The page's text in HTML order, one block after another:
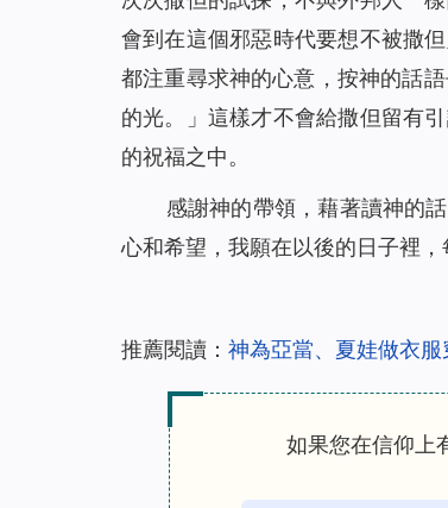
會到在這個邪惡時代要想不被撒
都注重尋求神的心意，按神的話
的光。」這樣才不會給撒但留有
的祝福之中。
感謝神的帶領，藉著讀神的
心和希望，我願在以後的日子裡
推薦閱讀： 神為亞當、夏娃做衣
如果您在信仰上